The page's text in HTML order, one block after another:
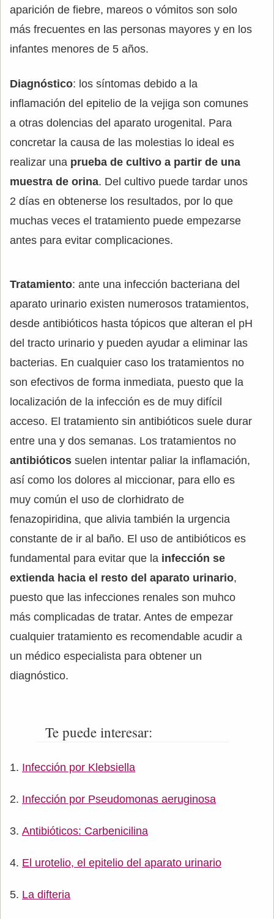
aparición de fiebre, mareos o vómitos son solo
más frecuentes en las personas mayores y en los
infantes menores de 5 años.
Diagnóstico: los síntomas debido a la
inflamación del epitelio de la vejiga son comunes
a otras dolencias del aparato urogenital. Para
concretar la causa de las molestias lo ideal es
realizar una prueba de cultivo a partir de una
muestra de orina. Del cultivo puede tardar unos
2 días en obtenerse los resultados, por lo que
muchas veces el tratamiento puede empezarse
antes para evitar complicaciones.
Tratamiento: ante una infección bacteriana del
aparato urinario existen numerosos tratamientos,
desde antibióticos hasta tópicos que alteran el pH
del tracto urinario y pueden ayudar a eliminar las
bacterias. En cualquier caso los tratamientos no
son efectivos de forma inmediata, puesto que la
localización de la infección es de muy difícil
acceso. El tratamiento sin antibióticos suele durar
entre una y dos semanas. Los tratamientos no
antibióticos suelen intentar paliar la inflamación,
así como los dolores al miccionar, para ello es
muy común el uso de clorhidrato de
fenazopiridina, que alivia también la urgencia
constante de ir al baño. El uso de antibióticos es
fundamental para evitar que la infección se
extienda hacia el resto del aparato urinario,
puesto que las infecciones renales son muhco
más complicadas de tratar. Antes de empezar
cualquier tratamiento es recomendable acudir a
un médico especialista para obtener un
diagnóstico.
Te puede interesar:
Infección por Klebsiella
Infección por Pseudomonas aeruginosa
Antibióticos: Carbenicilina
El urotelio, el epitelio del aparato urinario
La difteria